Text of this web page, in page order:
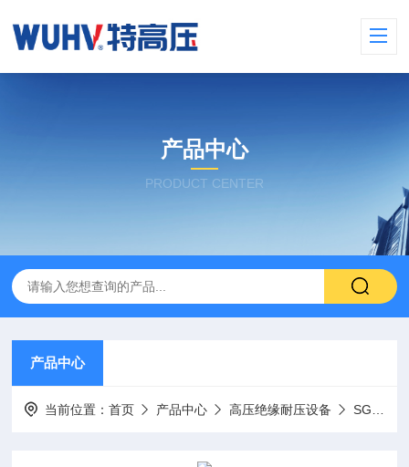
产品中心
PRODUCT CENTER
产品中心
当前位置：首页 产品中心 高压绝缘耐压设备 SGB系列交直流数字高压表